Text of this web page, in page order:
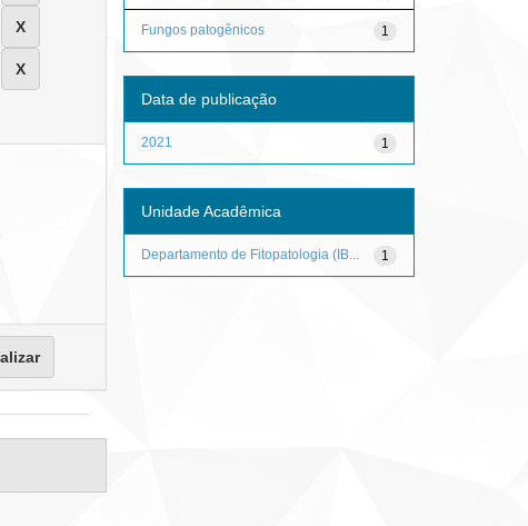
1
Fungos patogênicos
Data de publicação
1
2021
Unidade Acadêmica
1
Departamento de Fitopatologia (IB...